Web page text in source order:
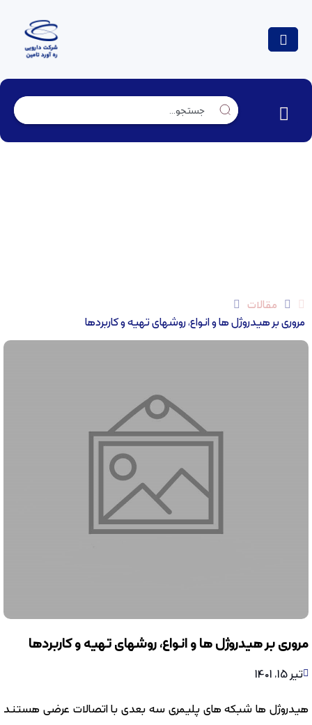
مقالات
مروری بر هیدروژل ها و انواع، روشهای تهیه و کاربردها
مروری بر هیدروژل ها و انواع، روشهای تهیه و کاربردها
تیر 15, 1401
هیدروژل ها شبکه های پلیمری سه بعدی با اتصالات عرضی هستند